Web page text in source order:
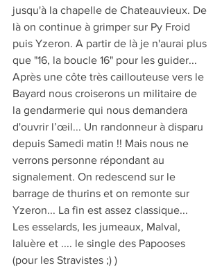
jusqu'à la chapelle de Chateauvieux. De
là on continue à grimper sur Py Froid
puis Yzeron. A partir de là je n'aurai plus
que "16, la boucle 16" pour les guider...
Après une côte très caillouteuse vers le
Bayard nous croiserons un militaire de
la gendarmerie qui nous demandera
d'ouvrir l’œil... Un randonneur à disparu
depuis Samedi matin !! Mais nous ne
verrons personne répondant au
signalement. On redescend sur le
barrage de thurins et on remonte sur
Yzeron... La fin est assez classique...
Les esselards, les jumeaux, Malval,
laluère et .... le single des Papooses
(pour les Stravistes ;) )